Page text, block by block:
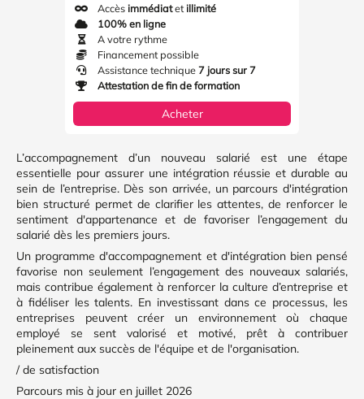
L’accompagnement d’un nouveau salarié est une étape
essentielle pour assurer une intégration réussie et durable au
sein de l’entreprise. Dès son arrivée, un parcours d'intégration
bien structuré permet de clarifier les attentes, de renforcer le
sentiment d'appartenance et de favoriser l’engagement du
salarié dès les premiers jours.
Un programme d'accompagnement et d'intégration bien pensé
favorise non seulement l’engagement des nouveaux salariés,
mais contribue également à renforcer la culture d’entreprise et
à fidéliser les talents. En investissant dans ce processus, les
entreprises peuvent créer un environnement où chaque
employé se sent valorisé et motivé, prêt à contribuer
pleinement aux succès de l'équipe et de l'organisation.
/ de satisfaction
Parcours mis à jour en juillet 2026
Accèsimmédiatetillimité
100% en ligne
A votre rythme
Financement possible
Assistance technique7 jours sur 7
Attestation de fin de formation
Acheter